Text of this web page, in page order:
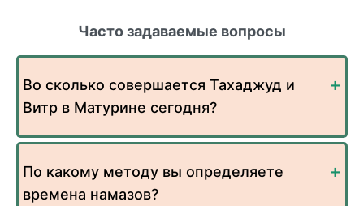
Часто задаваемые вопросы
Во сколько совершается Тахаджуд и
Витр в Матурине сегодня?
По какому методу вы определяете
времена намазов?